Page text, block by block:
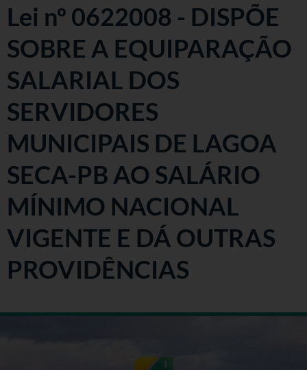
Lei nº 0622008 - DISPÕE
SOBRE A EQUIPARAÇÃO
SALARIAL DOS
SERVIDORES
MUNICIPAIS DE LAGOA
SECA-PB AO SALÁRIO
MÍNIMO NACIONAL
VIGENTE E DÁ OUTRAS
PROVIDÊNCIAS